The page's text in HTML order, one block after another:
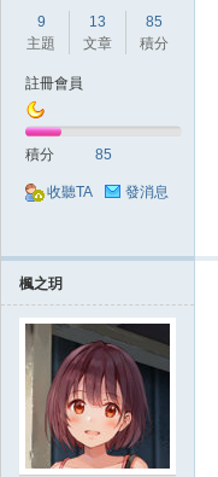
典
9
主題
13
文章
85
積分
註冊會員
積分 85
收聽TA 發消息
楓之玥